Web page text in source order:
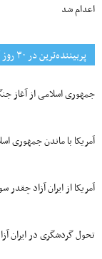
اعدام شد
پربیننده‌ترین‌ در ۳۰ روز گذشته
جمهوری اسلامی از آغاز
آمریکا با ماندن جمهوری
آمریکا از ایران آزاد چقدر
تحول گردشگری در ایران